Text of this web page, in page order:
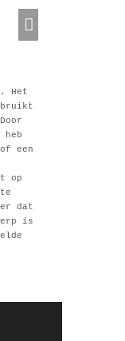
Het
heb
een
op
dat
is